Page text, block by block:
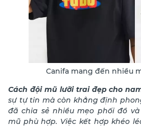
Canifa mang đến nhiều
Cách đội mũ lưỡi trai đẹp cho
sự tự tin mà còn khẳng định
đã chia sẻ nhiều mẹo phối đồ
mũ phù hợp. Việc kết hợp khéo